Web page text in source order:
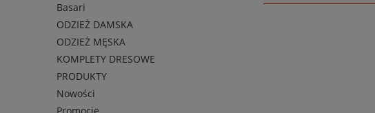
Basari
ODZIEŻ DAMSKA
ODZIEŻ MĘSKA
KOMPLETY DRESOWE
PRODUKTY
Nowości